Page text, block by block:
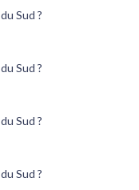
Sud ?
Sud ?
Sud ?
Sud ?